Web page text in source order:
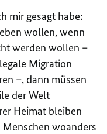
mir gesagt habe:
wollen, wenn
werden wollen –
Migration
–, dann müssen
der Welt
Heimat bleiben
woanders